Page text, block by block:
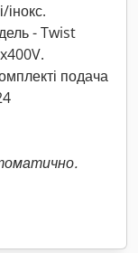
інокс.
- Twist
подача